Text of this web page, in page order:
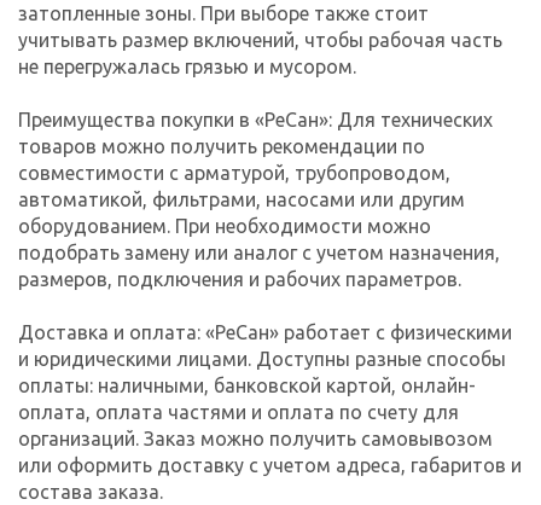
затопленные зоны. При выборе также стоит
учитывать размер включений, чтобы рабочая часть
не перегружалась грязью и мусором.
Преимущества покупки в «РеСан»: Для технических
товаров можно получить рекомендации по
совместимости с арматурой, трубопроводом,
автоматикой, фильтрами, насосами или другим
оборудованием. При необходимости можно
подобрать замену или аналог с учетом назначения,
размеров, подключения и рабочих параметров.
Доставка и оплата: «РеСан» работает с физическими
и юридическими лицами. Доступны разные способы
оплаты: наличными, банковской картой, онлайн-
оплата, оплата частями и оплата по счету для
организаций. Заказ можно получить самовывозом
или оформить доставку с учетом адреса, габаритов и
состава заказа.